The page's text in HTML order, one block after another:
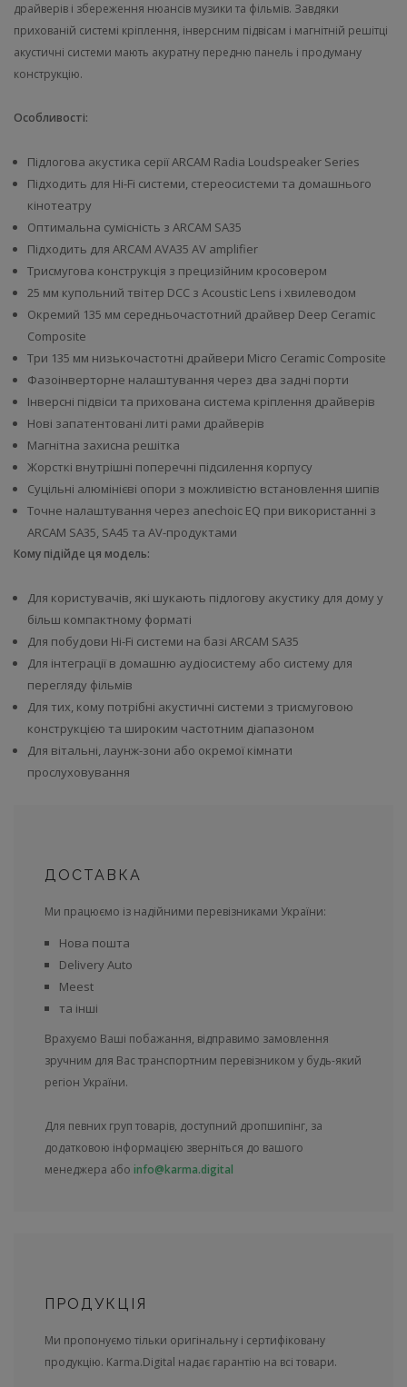
драйверів і збереження нюансів музики та фільмів. Завдяки
прихованій системі кріплення, інверсним підвісам і магнітній решітці
акустичні системи мають акуратну передню панель і продуману
конструкцію.
Особливості:
Підлогова акустика серії ARCAM Radia Loudspeaker Series
Підходить для Hi-Fi системи, стереосистеми та домашнього
кінотеатру
Оптимальна сумісність з ARCAM SA35
Підходить для ARCAM AVA35 AV amplifier
Трисмугова конструкція з прецизійним кросовером
25 мм купольний твітер DCC з Acoustic Lens і хвилеводом
Окремий 135 мм середньочастотний драйвер Deep Ceramic
Composite
Три 135 мм низькочастотні драйвери Micro Ceramic Composite
Фазоінверторне налаштування через два задні порти
Інверсні підвіси та прихована система кріплення драйверів
Нові запатентовані литі рами драйверів
Магнітна захисна решітка
Жорсткі внутрішні поперечні підсилення корпусу
Суцільні алюмінієві опори з можливістю встановлення шипів
Точне налаштування через anechoic EQ при використанні з
ARCAM SA35, SA45 та AV-продуктами
Кому підійде ця модель:
Для користувачів, які шукають підлогову акустику для дому у
більш компактному форматі
Для побудови Hi-Fi системи на базі ARCAM SA35
Для інтеграції в домашню аудіосистему або систему для
перегляду фільмів
Для тих, кому потрібні акустичні системи з трисмуговою
конструкцією та широким частотним діапазоном
Для вітальні, лаунж-зони або окремої кімнати
прослуховування
ДОСТАВКА
Ми працюємо із надійними перевізниками України:
Нова пошта
Delivery Auto
Meest
та інші
Врахуємо Ваші побажання, відправимо замовлення
зручним для Вас транспортним перевізником у будь-який
регіон України.
Для певних груп товарів, доступний дропшипінг, за
додатковою інформацією зверніться до вашого
менеджера або info@karma.digital
ПРОДУКЦІЯ
Ми пропонуємо тільки оригінальну і сертифіковану
продукцію. Karma.Digital надає гарантію на всі товари.